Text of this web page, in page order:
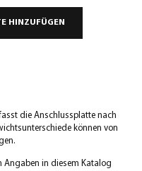
HINZUFÜGEN
die Anschlussplatte nach
können von
Angaben in diesem Katalog